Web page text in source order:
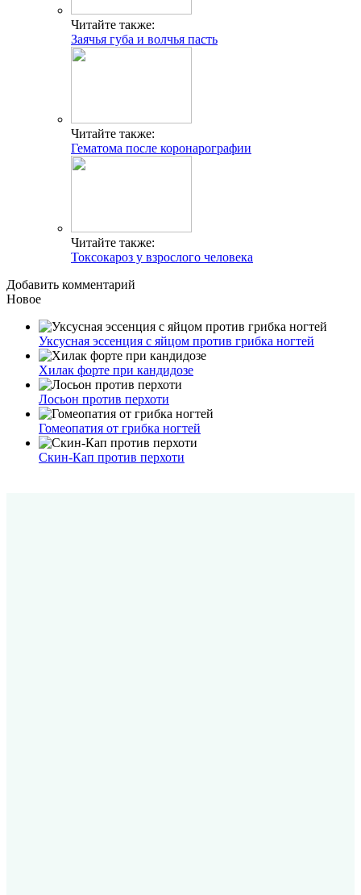
Читайте также:
Заячья губа и волчья пасть
Читайте также:
Гематома после коронарографии
Читайте также:
Токсокароз у взрослого человека
Добавить комментарий
Новое
Уксусная эссенция с яйцом против грибка ногтей
Хилак форте при кандидозе
Лосьон против перхоти
Гомеопатия от грибка ногтей
Скин-Кап против перхоти